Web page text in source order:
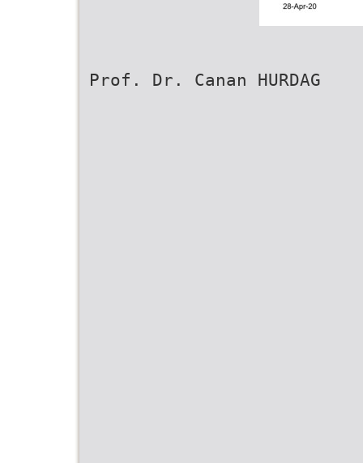
Prof. Dr. Canan HURDAG